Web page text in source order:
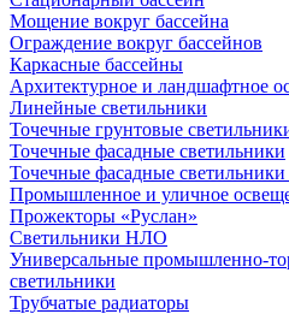
Мощение вокруг бассейна
Ограждение вокруг бассейнов
Каркасные бассейны
Архитектурное и ландшафтное
Линейные светильники
Точечные грунтовые
Точечные фасадные светильники
Точечные фасадные
Промышленное и уличное
Прожекторы «Руслан»
Светильники НЛО
Универсальные промышленно-
светильники
Трубчатые радиаторы